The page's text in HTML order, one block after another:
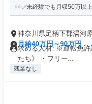
✅未経験でも月収50万以
神奈川県足柄下郡湯河
月給40万円～90万円
求める人材: ※運転免許
たち》 ・フリー...
残業なし